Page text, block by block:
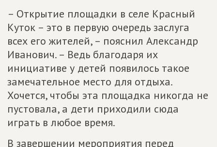
– Открытие площадки в селе Красный
Куток – это в первую очередь заслуга
всех его жителей, – пояснил Александр
Иванович. – Ведь благодаря их
инициативе у детей появилось такое
замечательное место для отдыха.
Хочется, чтобы эта площадка никогда не
пустовала, а дети приходили сюда
играть в любое время.
В завершении мероприятия перед